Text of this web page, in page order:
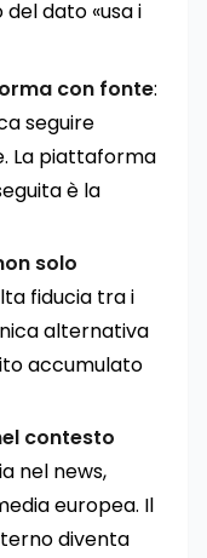
dato «usa i
con fonte:
seguire
La piattaforma
è la
solo
fiducia tra i
alternativa
accumulato
contesto
nel news,
europea. Il
diventa